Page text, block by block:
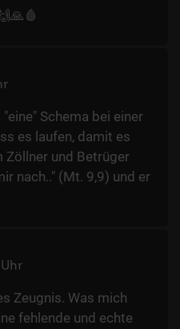
Schema bei einer
es laufen, damit es
Zöllner und Betrüger
nach.." (Mt. 9,9) und er
Zeugnis. Was mich
fehlende und echte